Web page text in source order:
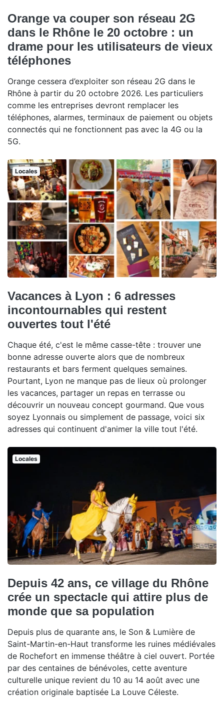
Orange va couper son réseau 2G
dans le Rhône le 20 octobre : un
drame pour les utilisateurs de vieux
téléphones
Orange cessera d’exploiter son réseau 2G dans le
Rhône à partir du 20 octobre 2026. Les particuliers
comme les entreprises devront remplacer les
téléphones, alarmes, terminaux de paiement ou objets
connectés qui ne fonctionnent pas avec la 4G ou la
5G.
Locales
Vacances à Lyon : 6 adresses
incontournables qui restent
ouvertes tout l'été
Chaque été, c'est le même casse-tête : trouver une
bonne adresse ouverte alors que de nombreux
restaurants et bars ferment quelques semaines.
Pourtant, Lyon ne manque pas de lieux où prolonger
les vacances, partager un repas en terrasse ou
découvrir un nouveau concept gourmand. Que vous
soyez Lyonnais ou simplement de passage, voici six
adresses qui continuent d'animer la ville tout l'été.
Locales
Depuis 42 ans, ce village du Rhône
crée un spectacle qui attire plus de
monde que sa population
Depuis plus de quarante ans, le Son & Lumière de
Saint-Martin-en-Haut transforme les ruines médiévales
de Rochefort en immense théâtre à ciel ouvert. Portée
par des centaines de bénévoles, cette aventure
culturelle unique revient du 10 au 14 août avec une
création originale baptisée La Louve Céleste.